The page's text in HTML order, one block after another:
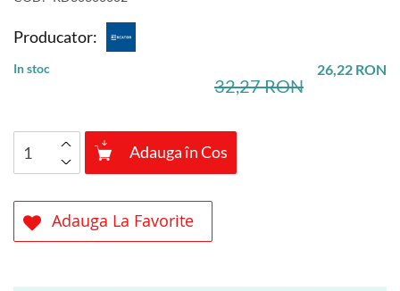
Producator:
In stoc 26,22 RON
32,27 RON
Adauga în Cos
Adauga La Favorite
images